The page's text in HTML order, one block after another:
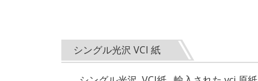
シングル光沢 VCI 紙